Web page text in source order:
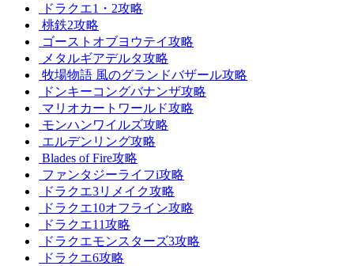
ドラクエ1・2攻略
桃鉄2攻略
ゴーストオブヨウテイ攻略
メタルギアデルタ攻略
牧場物語 風のグランドバザール攻略
ドンキーコングバナンザ攻略
マリオカートワールド攻略
モンハンワイルズ攻略
エルデンリング攻略
Blades of Fire攻略
ファンタジーライフi攻略
ドラクエ3リメイク攻略
ドラクエ10オフライン攻略
ドラクエ11攻略
ドラクエモンスターズ3攻略
ドラクエ6攻略